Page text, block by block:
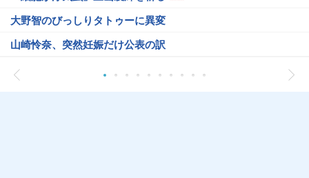
大野智のびっしりタトゥーに異変
山崎怜奈、突然妊娠だけ公表の訳